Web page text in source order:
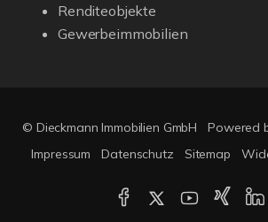
Renditeobjekte
Gewerbeimmobilien
© Dieckmann Immobilien GmbH
Powered
Impressum
Datenschutz Sitemap